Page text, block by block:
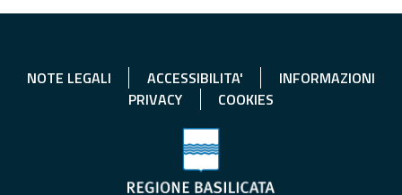
NOTE LEGALI ACCESSIBILITA'
INFORMAZIONI
PRIVACY
COOKIES